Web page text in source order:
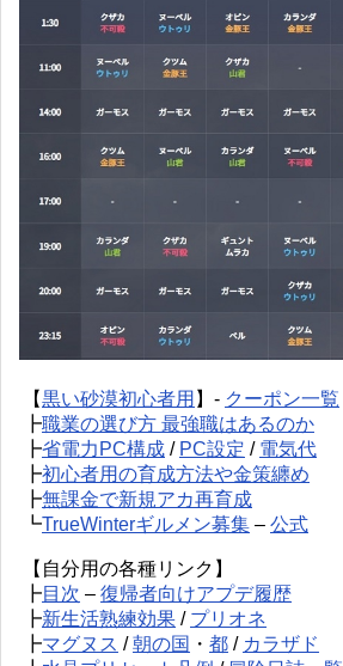
【黒い砂漠初心者用 】- クーポン一覧
┣職業の選び方 最強職はあるのか
┣省電力PC構成 / PC設定 / 電気代
┣初心者用の育成方法や金策纏め
┣無課金で新規アカ再育成
┗TrueWinterギルメン募集 – 公式
【自分用の各種リンク】
┣目次 – 復帰者向けアプデ履歴
┣新生活熟練効果 / プリオネ
┣マグヌス /朝の国 ・ 都 / カラザド